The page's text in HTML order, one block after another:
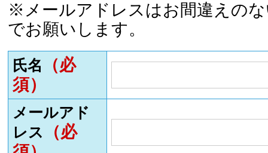
※メールアドレスはお間違えの
でお願いします。
氏名
（必
須）
メールアド
レス
（必